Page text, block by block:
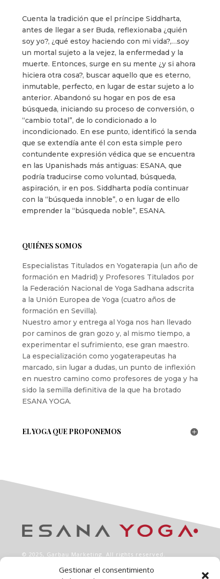
Gestionar el consentimiento
Cuenta la tradición que el príncipe Siddharta,
antes de llegar a ser Buda, reflexionaba ¿quién
soy yo?, ¿qué estoy haciendo con mi vida?,…soy
un mortal sujeto a la vejez, la enfermedad y la
muerte. Entonces, surge en su mente ¿y si ahora
hiciera otra cosa?, buscar aquello que es eterno,
inmutable, perfecto, en lugar de estar sujeto a lo
anterior. Abandonó su hogar en pos de esa
búsqueda, iniciando su proceso de conversión, o
“cambio total”, de lo condicionado a lo
incondicionado. En ese punto, identificó la senda
que se extendía ante él con esta simple pero
contundente expresión védica que se encuentra
en las Upanishads más antiguas: ESANA, que
podría traducirse como voluntad, búsqueda,
aspiración, ir en pos. Siddharta podía continuar
con la “búsqueda innoble”, o en lugar de ello
emprender la “búsqueda noble”, ESANA.
QUIÉNES SOMOS
Especialistas Titulados en Yogaterapia (un año de
formación en Madrid) y Profesores Titulados por
la Federación Nacional de Yoga Sadhana adscrita
a la Unión Europea de Yoga (cuatro años de
formación en Sevilla).
Nuestro amor y entrega al Yoga nos han llevado
por caminos de gran gozo y, al mismo tiempo, a
experimentar el sufrimiento, ese gran maestro.
La especialización como yogaterapeutas ha
marcado, sin lugar a dudas, un punto de inflexión
en nuestro camino como profesores de yoga y ha
sido la semilla definitiva de la que ha brotado
ESANA YOGA.
EL YOGA QUE PROPONEMOS
© 2025, Garbau Marketing . All rights reserved.